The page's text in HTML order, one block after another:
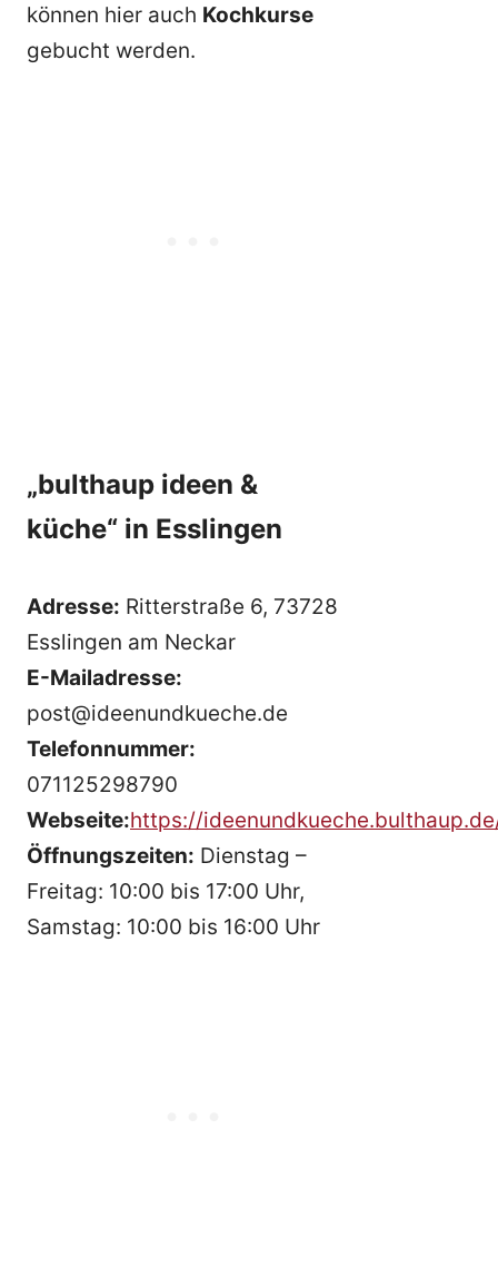
können hier auch Kochkurse
gebucht werden.
„bulthaup ideen &
küche“ in Esslingen
Adresse: Ritterstraße 6, 73728
Esslingen am Neckar
E-Mailadresse:
post@ideenundkueche.de
Telefonnummer:
071125298790
Webseite:https://
Öffnungszeiten: Dienstag –
Freitag: 10:00 bis 17:00 Uhr,
Samstag: 10:00 bis 16:00 Uhr